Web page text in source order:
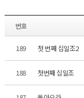
번호
189 첫 번째 십일조2
188 첫번째 십일조